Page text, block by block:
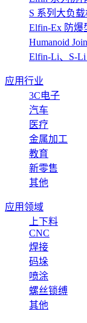
S 系列大负
Elfin-Ex 防爆
Humanoid
Elfin-Li、S-
应用行业
3C电子
汽车
医疗
金属加工
教育
新零售
其他
应用领域
上下料
CNC
焊接
码垛
喷涂
螺丝锁缚
其他